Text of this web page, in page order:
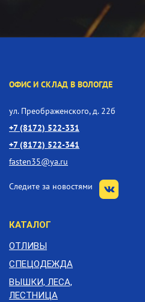
ОФИС И СКЛАД В ВОЛОГДЕ
ул. Преображенского, д. 22б
+7 (8172) 522-331
+7 (8172) 522-341
fasten35@ya.ru
Следите за новостями
КАТАЛОГ
ОТЛИВЫ
СПЕЦОДЕЖДА
ВЫШКИ, ЛЕСА,
ЛЕСТНИЦА